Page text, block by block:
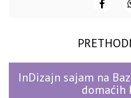
InDizajn sajam na
domaćih